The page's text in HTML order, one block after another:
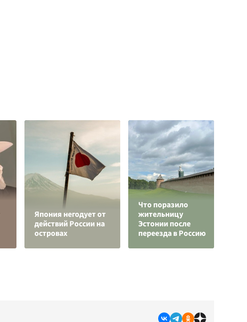
Япония негодует от
действий России на
островах
Что поразило
жительницу
Эстонии после
переезда в Россию